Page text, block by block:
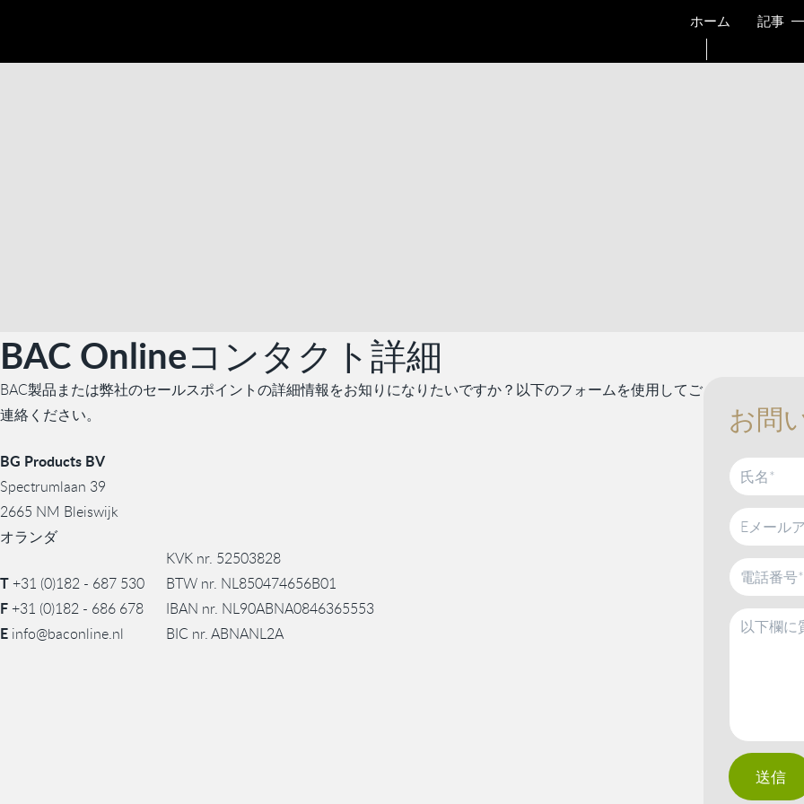
ホーム 記事
BAC Onlineコンタクト詳細
BAC製品または弊社のセールスポイントの詳細情報をお知りになりたいですか？以下のフォームを使用してご
連絡ください。
BG Products BV
Spectrumlaan 39
2665 NM Bleiswijk
オランダ
T+31 (0)182 - 687 530
F+31 (0)182 - 686 678
E info@baconline.nl
KVK nr. 52503828
BTW nr. NL850474656B01
IBAN nr. NL90ABNA0846365553
BIC nr. ABNANL2A
お問
送信